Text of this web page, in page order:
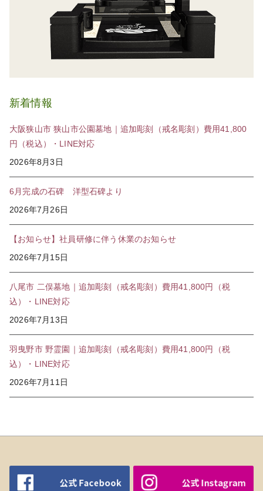
新着情報
大阪狭山市 狭山市公園墓地｜追加彫刻（戒名彫刻）費用41,800
円（税込）・LINE対応
2026年8月3日
6月完成の石碑 洋型石碑より
2026年7月26日
【お知らせ】社員研修に伴う休業のお知らせ
2026年7月15日
八尾市 二俣墓地｜追加彫刻（戒名彫刻）費用41,800円（税
込）・LINE対応
2026年7月13日
羽曳野市 野霊園｜追加彫刻（戒名彫刻）費用41,800円（税
込）・LINE対応
2026年7月11日